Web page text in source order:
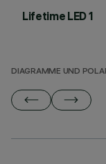
Lifetime LED 1
DIAGRAMME UND